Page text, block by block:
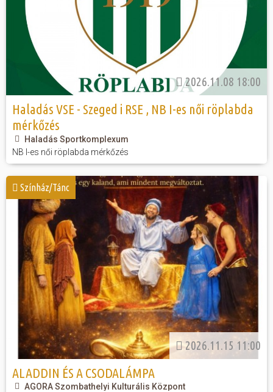
2026.11.08 18:00
Haladás VSE - Szeged i RSE , NB I-es női röplabda
mérkőzés
Haladás Sportkomplexum
NB I-es női röplabda mérkőzés
Színház/Tánc
2026.11.15 11:00
ALADDIN ÉS A CSODALÁMPA
AGORA Szombathelyi Kulturális Központ